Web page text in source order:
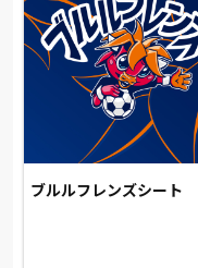
ブルルフレンズシート